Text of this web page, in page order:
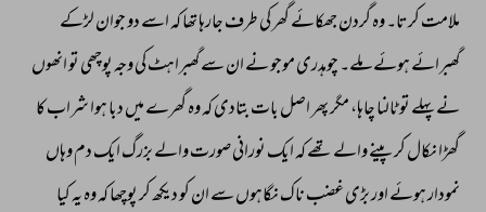
ملامت کرتا۔ وہ گردن جھکائے گھر کی طرف جارہا تھا کہ اسے دو جوان لڑکے
گھبرائے ہوئے ملے۔ چوہدری موجو نے ان سے گھبراہٹ کی وجہ پوچھی تو انھوں
نے پہلے تو ٹالنا چاہا، مگر پھر اصل بات بتادی کہ وہ گھرے میں دبا ہوا شراب کا
گھڑا نکال کر پینے والے تھے کہ ایک نورانی صورت والے بزرگ ایک دم وہاں
نمودار ہوئے اور بڑی غضب ناک نگاہوں سے ان کو دیکھ کر پوچھا کہ وہ یہ کیا